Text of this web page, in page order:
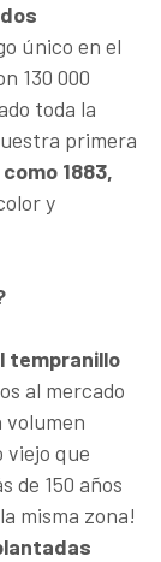
único en el
130 000
toda la
primera
1883,
y
tempranillo
al mercado
volumen
viejo que
de 150 años
misma zona!